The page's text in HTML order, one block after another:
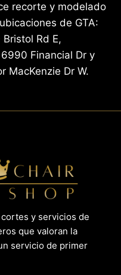
recorte y modelado
de GTA:
Rd E,
Financial Dr y
MacKenzie Dr W.
y servicios de
que valoran la
servicio de primer